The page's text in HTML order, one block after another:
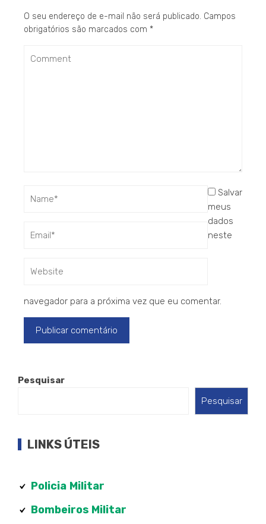
O seu endereço de e-mail não será publicado. Campos
obrigatórios são marcados com *
Salvar
meus
dados
neste
navegador para a próxima vez que eu comentar.
Pesquisar
Pesquisar
LINKS ÚTEIS
Policia Militar
Bombeiros Militar